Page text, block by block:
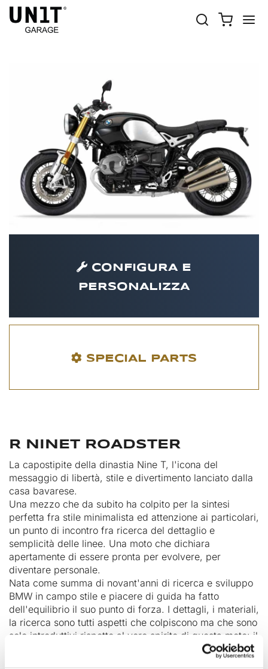
R NINET ROADSTER
Shop Moto R nineT Roadster
CONFIGURA E
PERSONALIZZA
SPECIAL PARTS
R NINET ROADSTER
La capostipite della dinastia Nine T, l'icona del
messaggio di libertà, stile e divertimento lanciato dalla
casa bavarese.
Una mezzo che da subito ha colpito per la sintesi
perfetta fra stile minimalista ed attenzione ai particolari,
un punto di incontro fra ricerca del dettaglio e
semplicità delle linee. Una moto che dichiara
apertamente di essere pronta per evolvere, per
diventare personale.
Nata come summa di novant'anni di ricerca e sviluppo
BMW in campo stile e piacere di guida ha fatto
dell'equilibrio il suo punto di forza. I dettagli, i materiali,
la ricerca sono tutti aspetti che colpiscono ma che sono
solo introduttivi rispetto al vero spirito di questa moto: il
piacere di guida. Facile e funzionale, la ciclistica
semplice ma precisa, il motore pieno e reattivo, tutto è